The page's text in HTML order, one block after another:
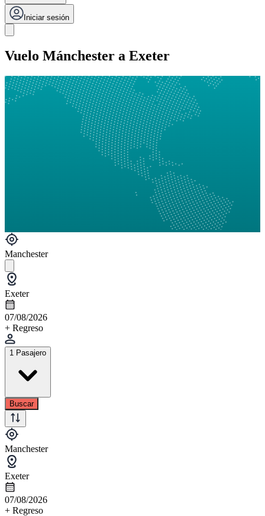
Iniciar sesión
Vuelo Mánchester a Exeter
Manchester
Exeter
07/08/2026
+ Regreso
1 Pasajero
Buscar
Manchester
Exeter
07/08/2026
+ Regreso